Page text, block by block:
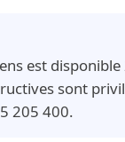
est
sont
205 400.